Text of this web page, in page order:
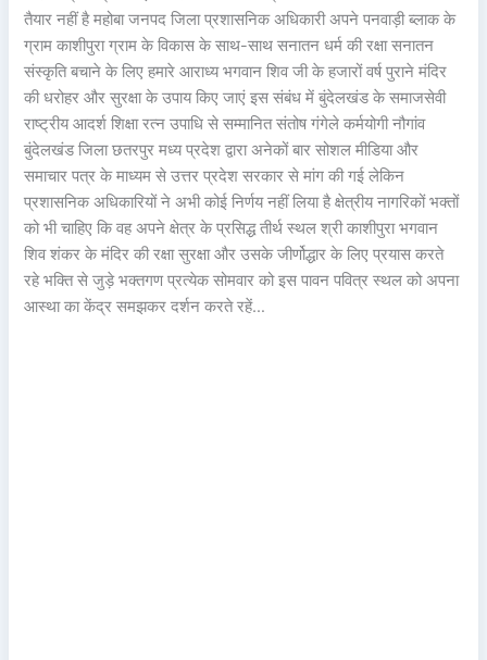
तैयार नहीं है महोबा जनपद जिला प्रशासनिक अधिकारी अपने पनवाड़ी ब्लाक के
ग्राम काशीपुरा ग्राम के विकास के साथ-साथ सनातन धर्म की रक्षा सनातन
संस्कृति बचाने के लिए हमारे आराध्य भगवान शिव जी के हजारों वर्ष पुराने मंदिर
की धरोहर और सुरक्षा के उपाय किए जाएं इस संबंध में बुंदेलखंड के समाजसेवी
राष्ट्रीय आदर्श शिक्षा रत्न उपाधि से सम्मानित संतोष गंगेले कर्मयोगी नौगांव
बुंदेलखंड जिला छतरपुर मध्य प्रदेश द्वारा अनेकों बार सोशल मीडिया और
समाचार पत्र के माध्यम से उत्तर प्रदेश सरकार से मांग की गई लेकिन
प्रशासनिक अधिकारियों ने अभी कोई निर्णय नहीं लिया है क्षेत्रीय नागरिकों भक्तों
को भी चाहिए कि वह अपने क्षेत्र के प्रसिद्ध तीर्थ स्थल श्री काशीपुरा भगवान
शिव शंकर के मंदिर की रक्षा सुरक्षा और उसके जीर्णोद्धार के लिए प्रयास करते
रहे भक्ति से जुड़े भक्तगण प्रत्येक सोमवार को इस पावन पवित्र स्थल को अपना
आस्था का केंद्र समझकर दर्शन करते रहें…